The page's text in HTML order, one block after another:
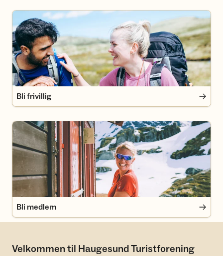
Bli frivillig
Bli frivillig
Bli medlem
Bli medlem
Velkommen til Haugesund Turistforening